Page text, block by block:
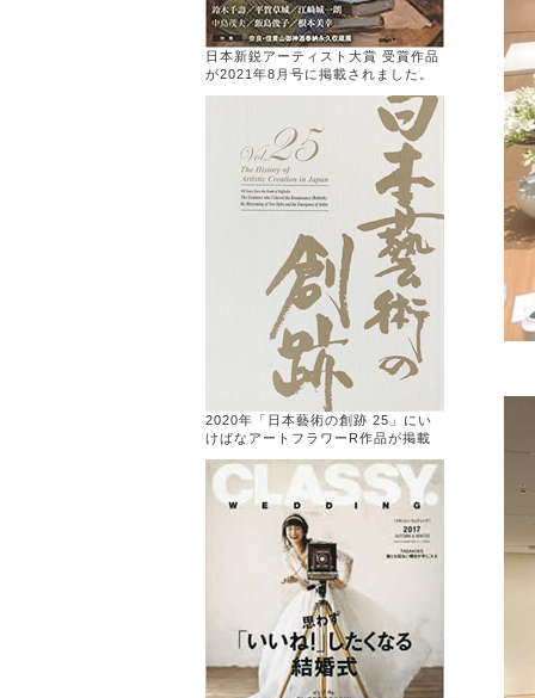
日本新鋭アーティスト大賞 受賞作品
が2021年8月号に掲載されました。
2020年「日本藝術の創跡 25」にい
けばなアートフラワーR作品が掲載